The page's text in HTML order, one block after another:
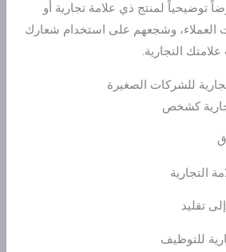
توضيحياً لمنتج ذي علامة تجارية أو
العملاء، وشجعهم على استخدام شعارك
التجارية.
للشركات الصغيرة